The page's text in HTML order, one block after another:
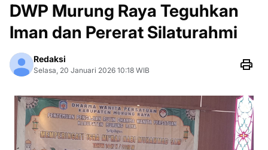
DWP Murung Raya Teguhkan
Iman dan Pererat Silaturahmi
Redaksi
Selasa, 20 Januari 2026 10:18 WIB